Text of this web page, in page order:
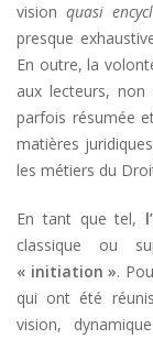
vision quasi
presque
En outre, la
aux lecteurs,
parfois résumée
matières
les métiers du
En tant que tel,
classique ou
« initiation ».
qui ont été
vision,